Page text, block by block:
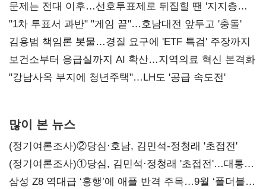
문제는 전대 이후…선호투표제로 뒤집힐 땐 '지지층
불복'
"1차 투표서 과반" "게임 끝"…호남대전 앞두고 '충돌'
김용범 책임론 봇물…경질 요구에 'ETF 특검' 주장까지
보건소부터 응급실까지 AI 확산…지역의료 혁신 본격화
"강남사옥 부지에 청년주택"…LH도 '공급 속도전'
많이 본 뉴스
(정기여론조사)②당심·호남, 김민석-정청래 '초접전'
(정기여론조사)①당심, 김민석·정청래 '초접전'…대통령
지지도 '50% 아래로'(종합)
삼성 Z8 역대급 ‘흥행’에 애플 반격 주목…9월 ‘폴더블